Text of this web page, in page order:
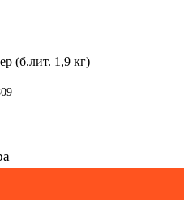
(б.лит. 1,9 кг)